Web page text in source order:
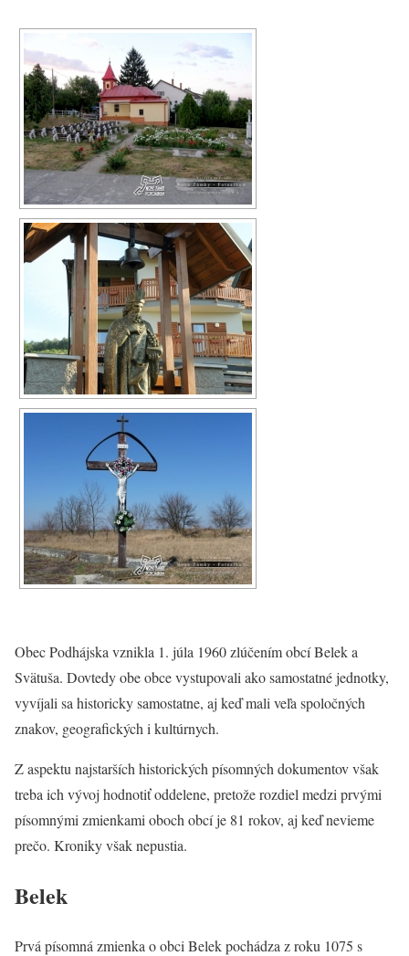
Obec Podhájska vznikla 1. júla 1960 zlúčením obcí Belek a
Svätuša. Dovtedy obe obce vystupovali ako samostatné jednotky,
vyvíjali sa historicky samostatne, aj keď mali veľa spoločných
znakov, geografických i kultúrnych.
Z aspektu najstarších historických písomných dokumentov však
treba ich vývoj hodnotiť oddelene, pretože rozdiel medzi prvými
písomnými zmienkami oboch obcí je 81 rokov, aj keď nevieme
prečo. Kroniky však nepustia.
Belek
Prvá písomná zmienka o obci Belek pochádza z roku 1075 s